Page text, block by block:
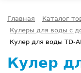
Главная
Каталог
Кулеры для воды с
Кулер для воды TD-
Кулер